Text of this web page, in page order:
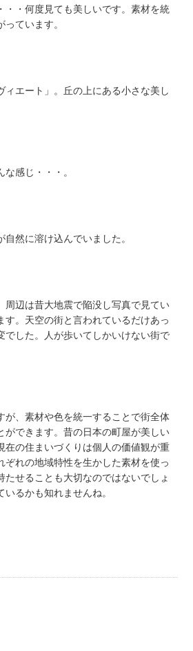
・・何度見ても美しいです。素材を統
ています。
ィエート」。丘の上にある小さな美し
感じ・・・。
然に溶け込んでいました。
周辺は昔大地震で陥没し写真で見てい
す。天空の街と言われているだけあっ
でした。人が歩いてしかいけない街で
が、素材や色を統一することで街全体
ができます。昔の日本の町屋が美しい
在の住まいづくりは個人の価値観が重
ぞれの地域特性を生かした素材を使っ
たせることも大切なのではないでしょ
るかも知れませんね。